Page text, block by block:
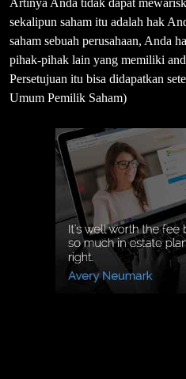
Artinya Anda tidak dapat
sekalipun saham itu adalah hak
saham sebuah perusahaan, Anda
pihak-pihak lain yang memiliki
Persetujuan itu bisa didapatkan
Umum Pemilik Saham)